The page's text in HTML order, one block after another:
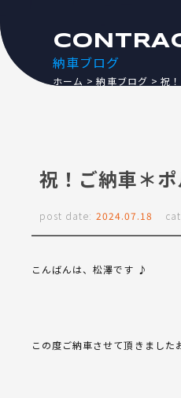
納車ブログ
ホーム 納車ブログ 祝
祝！ご納車＊
post date: 2024.07.18
こんばんは、松澤です ♪
この度ご納車させて頂きました